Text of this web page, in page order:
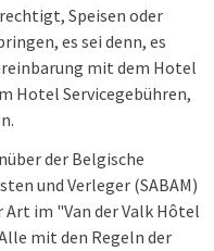
Speisen oder
es sei denn, es
mit dem Hotel
Hotel Servicegebühren,
der Belgische
und Verleger (SABAM)
im "Van der Valk Hôtel
mit den Regeln der